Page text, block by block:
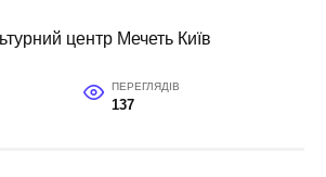
ПЕРЕГЛЯДІВ
137